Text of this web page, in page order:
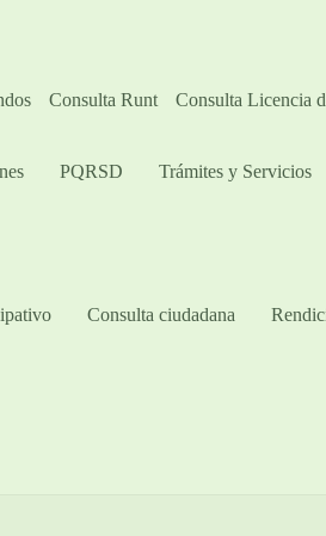
Consulta Runt Consulta Licencia
PQRSD Trámites y Servicios
Consulta ciudadana